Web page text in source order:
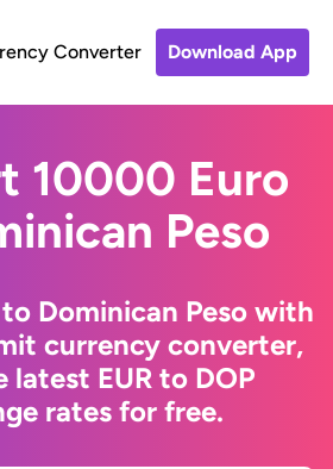
Converter Download App
10000 Euro
Peso
Dominican Peso with
currency converter,
latest EUR to DOP
rates for free.